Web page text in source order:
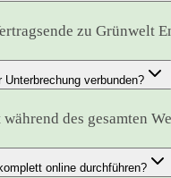
zu
verbunden?
des gesamten
online durchführen?